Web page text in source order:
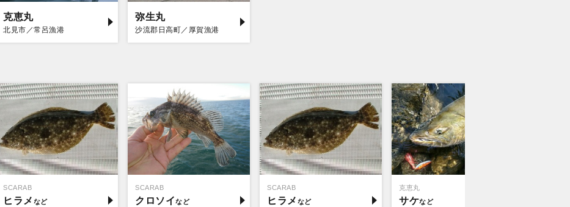
克恵丸
北見市／常呂漁港
弥生丸
沙流郡日高町／厚賀漁港
SCARAB
ヒラメ
SCARAB
クロソイ
SCARAB
ヒラメ
克恵丸
サケ